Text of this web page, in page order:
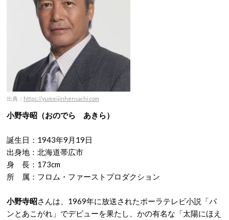
出典： https://yumeijinhensachi.com
小野寺昭（おのでら あきら）
誕生日：1943年9月19日
出身地：北海道帯広市
身 長：173cm
所 属：フロム・ファーストプロダクション
小野寺昭さんは、1969年に放送されたポーラテレビ小説「パ
ンとあこがれ」でデビューを果たし、かの有名な「太陽にほえ